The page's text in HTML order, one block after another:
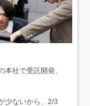
本社で受託開発、
少ないから、2/3